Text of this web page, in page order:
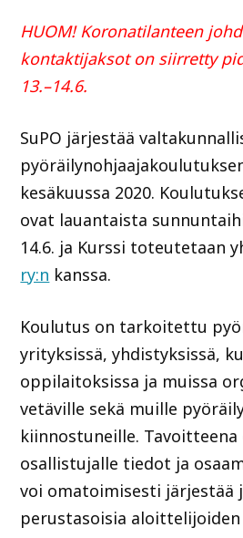
HUOM! Koronatilanteen
kontaktijaksot on siirretty
13.–14.6.
SuPO järjestää
kesäkuussa 2020.
ovat lauantaista
14.6. ja Kurssi toteutetaan
ry:n kanssa.
Koulutus on tarkoitettu
yrityksissä, yhdistyksissä,
oppilaitoksissa ja muissa
vetäville sekä muille
kiinnostuneille. Tavoitteena
osallistujalle tiedot ja
voi omatoimisesti järjestää
perustasoisia